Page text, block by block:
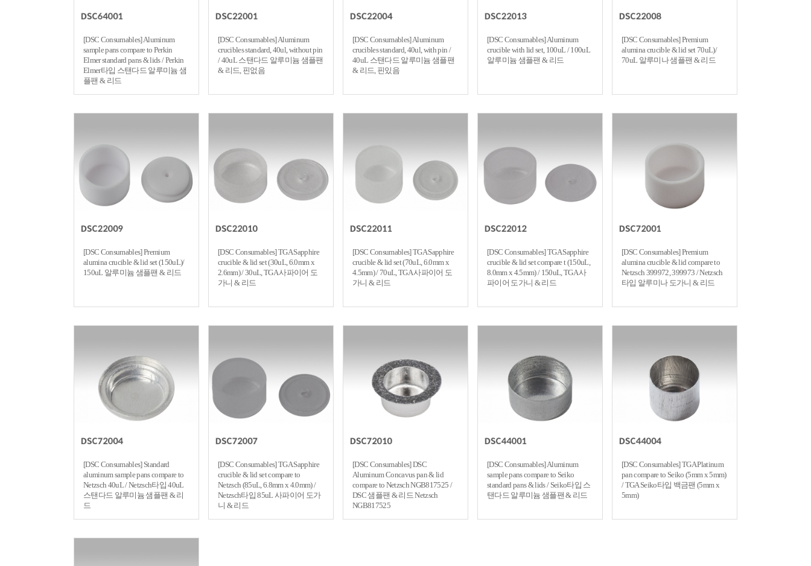
[DSC Consumables] Aluminum
sample pans compare to Perkin
Elmer standard pans & lids / Perkin
Elmer타입 스탠다드 알루미늄 샘
플팬 & 리드
[DSC Consumables] Aluminum
crucibles standard, 40ul, without pin
/ 40uL 스탠다드 알루미늄 샘플팬
& 리드, 핀없음
[DSC Consumables] Aluminum
crucibles standard, 40ul, with pin /
40uL 스탠다드 알루미늄 샘플팬
& 리드, 핀있음
[DSC Consumables] Aluminum
crucible with lid set, 100uL / 100uL
알루미늄 샘플팬 & 리드
[DSC Consumables] Premium
alumina crucible & lid set 70uL)/
70uL 알루미나 샘플팬 & 리드
[DSC Consumables] Premium
alumina crucible & lid set (150uL)/
150uL 알루미늄 샘플팬 & 리드
[DSC Consumables] TGA Sapphire
crucible & lid set (30uL, 6.0mm x
2.6mm) / 30uL, TGA 사파이어 도
가니 & 리드
[DSC Consumables] TGA Sapphire
crucible & lid set (70uL, 6.0mm x
4.5mm) / 70uL, TGA 사파이어 도
가니 & 리드
[DSC Consumables] TGA Sapphire
crucible & lid set compare t (150uL,
8.0mm x 4.5mm) / 150uL, TGA 사
파이어 도가니 & 리드
[DSC Consumables] Premium
alumina crucible & lid compare to
Netzsch 399972, 399973 / Netzsch
타입 알루미나 도가니 & 리드
[DSC Consumables] Standard
aluminum sample pans compare to
Netzsch 40uL / Netzsch타입 40uL
스탠다드 알루미늄 샘플팬 & 리
드
[DSC Consumables] TGA Sapphire
crucible & lid set compare to
Netzsch (85uL, 6.8mm x 4.0mm) /
Netzsch타입 85uL 사파이어 도가
니 & 리드
[DSC Consumables] DSC
Aluminum Concavus pan & lid
compare to Netzsch NGB817525 /
DSC 샘플팬 & 리드 Netzsch
NGB817525
[DSC Consumables] Aluminum
sample pans compare to Seiko
standard pans & lids / Seiko타입 스
탠다드 알루미늄 샘플팬 & 리드
[DSC Consumables] TGA Platinum
pan compare to Seiko (5mm x 5mm)
/ TGA Seiko타입 백금팬 (5mm x
5mm)